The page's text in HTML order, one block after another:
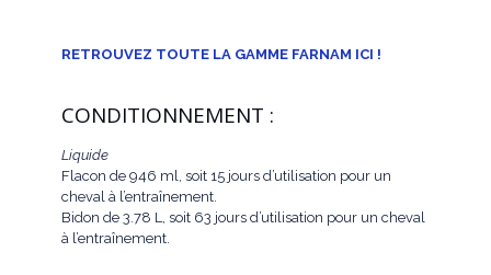
RETROUVEZ TOUTE LA GAMME FARNAM ICI !
CONDITIONNEMENT :
Liquide
Flacon de 946 ml, soit 15 jours d’utilisation pour un
cheval à l’entraînement.
Bidon de 3.78 L, soit 63 jours d’utilisation pour un cheval
à l’entraînement.